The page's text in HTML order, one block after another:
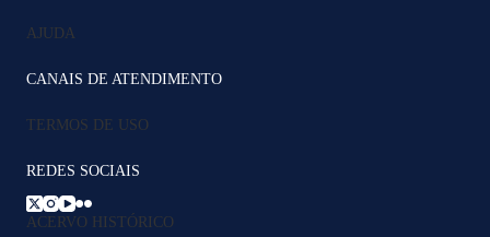
AJUDA
CANAIS DE ATENDIMENTO
TERMOS DE USO
REDES SOCIAIS
ACERVO HISTÓRICO